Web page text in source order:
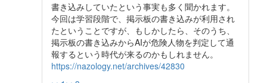
書き込みしていたという事実も多く聞かれます。
今回は学習段階で、掲示板の書き込みが利用され
たということですが、もしかしたら、そのうち、
掲示板の書き込みからAIが危険人物を判定して通
報するという時代が来るのかもしれません。
https://nazology.net/archives/42830